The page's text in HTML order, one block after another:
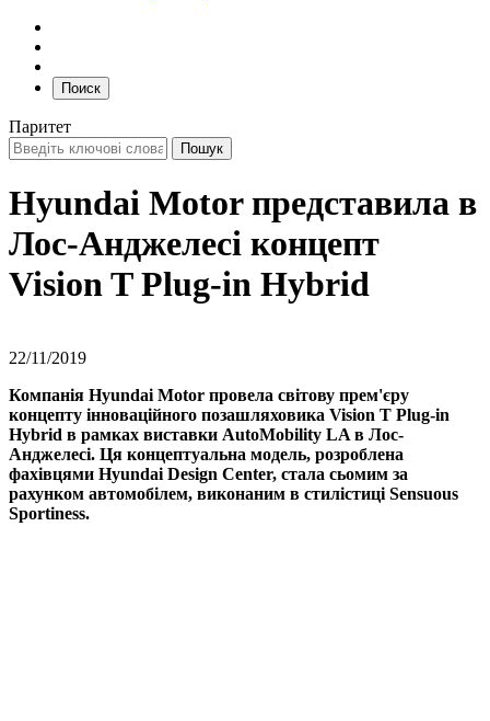
Поиск
Паритет
Hyundai Motor представила в
Лос-Анджелесі концепт
Vision T Plug-in Hybrid
22/11/2019
Компанія Hyundai Motor провела світову прем'єру
концепту інноваційного позашляховика Vision T Plug-in
Hybrid в рамках виставки AutoMobility LA в Лос-
Анджелесі. Ця концептуальна модель, розроблена
фахівцями Hyundai Design Center, стала сьомим за
рахунком автомобілем, виконаним в стилістиці Sensuous
Sportiness.